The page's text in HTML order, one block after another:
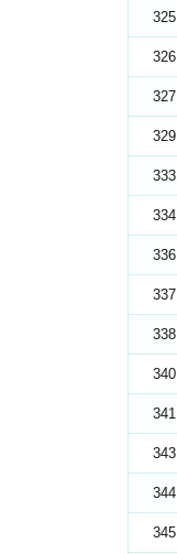
325
326
327
329
333
334
336
337
338
340
341
343
344
345